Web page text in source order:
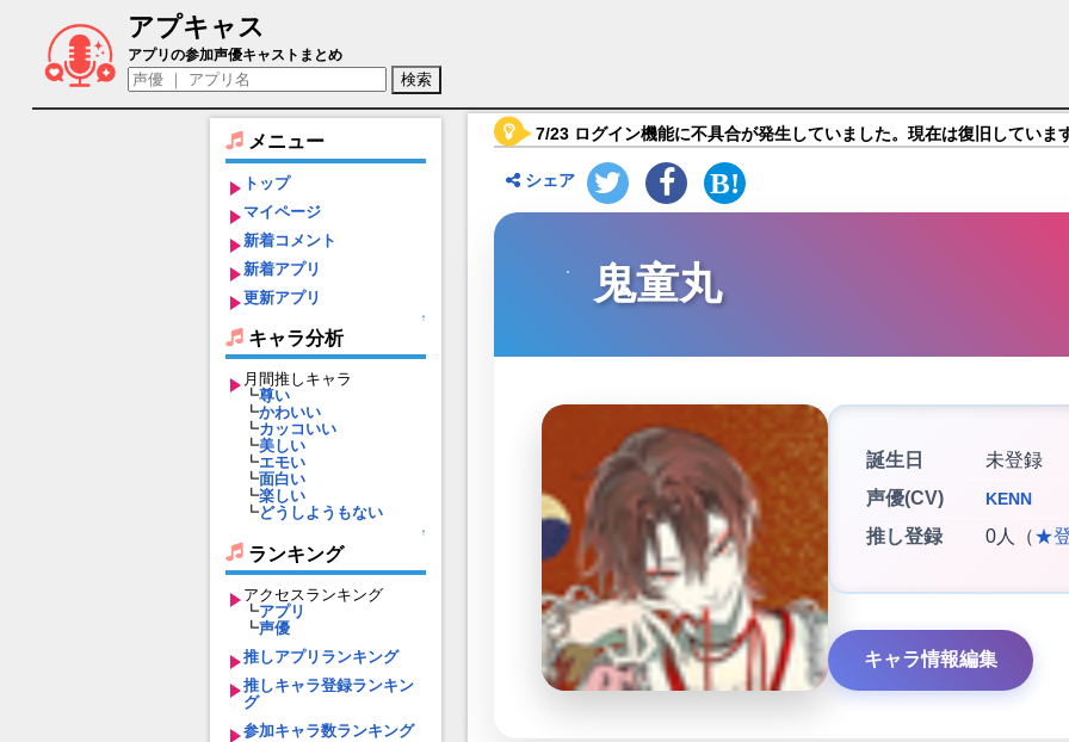
アプキャス
鬼童丸（声優：KENN)【百鬼異聞録～妖怪カードバトル〜】キャラ紹介
アプリの参加声優キャストまとめ
メニュー
トップ
マイページ
新着コメント
新着アプリ
更新アプリ
↑
キャラ分析
月間推しキャラ
┗尊い
┗かわいい
┗カッコいい
┗美しい
┗エモい
┗面白い
┗楽しい
┗どうしようもない
↑
ランキング
アクセスランキング
┗アプリ
┗声優
推しアプリランキング
推しキャラ登録ランキン
グ
参加キャラ数ランキング
7/23 ログイン機能に不具合が発生していました。現在は復旧していま
シェア
鬼童丸
誕生日
未登録
声優(CV)
KENN
推し登録 0人（★
キャラ情報編集